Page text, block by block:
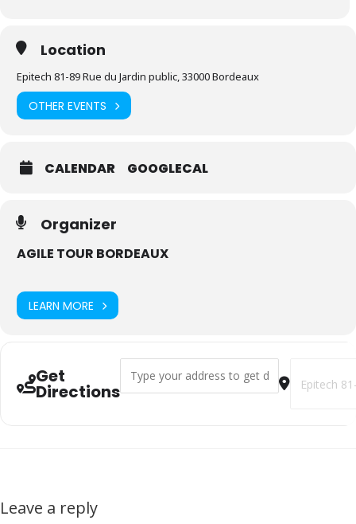
Location
Epitech 81-89 Rue du Jardin public, 33000 Bordeaux
OTHER EVENTS
CALENDAR GOOGLECAL
Organizer
AGILE TOUR BORDEAUX
LEARN MORE
Get
Directions
Address - AGILE TOUR BORDEAUX 2018 []
Leave a reply